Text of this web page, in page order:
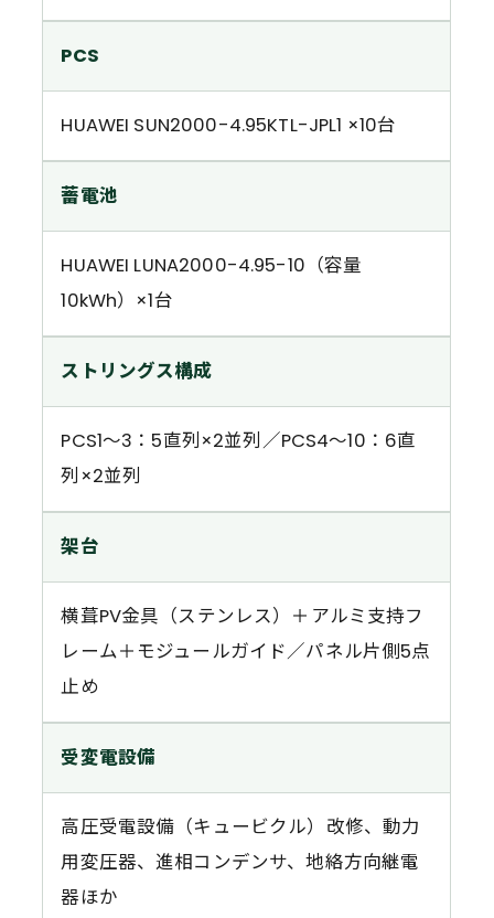
PCS
HUAWEI SUN2000-4.95KTL-JPL1 ×10台
蓄電池
HUAWEI LUNA2000-4.95-10（容量
10kWh）×1台
ストリングス構成
PCS1〜3：5直列×2並列／PCS4〜10：6直
列×2並列
架台
横葺PV金具（ステンレス）＋アルミ支持フ
レーム＋モジュールガイド／パネル片側5点
止め
受変電設備
高圧受電設備（キュービクル）改修、動力
用変圧器、進相コンデンサ、地絡方向継電
器ほか